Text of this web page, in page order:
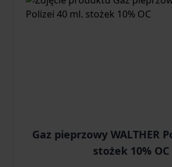
Gaz pieprzowy WALTHER
stożek 10% OC